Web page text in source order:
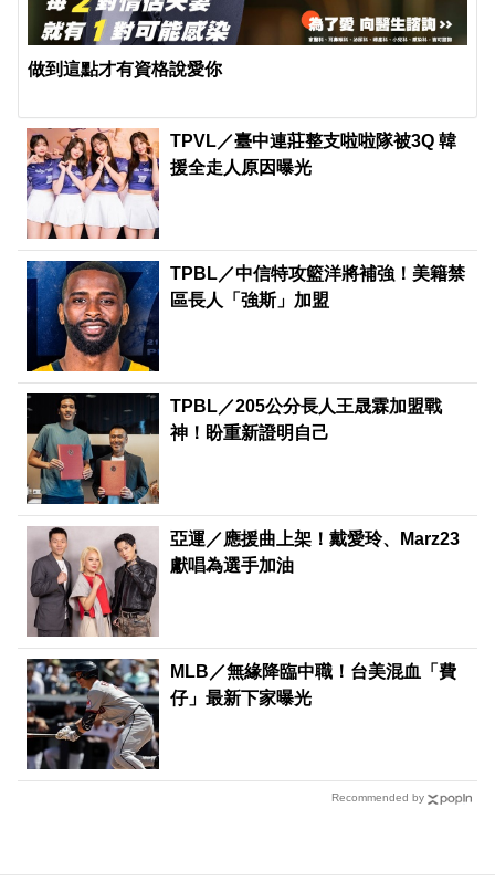
做到這點才有資格說愛你
TPVL／臺中連莊整支啦啦隊被3Q 韓
援全走人原因曝光
TPBL／中信特攻籃洋將補強！美籍禁
區長人「強斯」加盟
TPBL／205公分長人王晟霖加盟戰
神！盼重新證明自己
亞運／應援曲上架！戴愛玲、Marz23
獻唱為選手加油
MLB／無緣降臨中職！台美混血「費
仔」最新下家曝光
Recommended by